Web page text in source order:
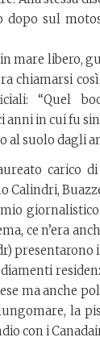
sul
mare libero,
chiamarsi
“Quel
in cui fu
al suolo dagli
carico
giornalistico
ce n’era
ma anche
la
con i